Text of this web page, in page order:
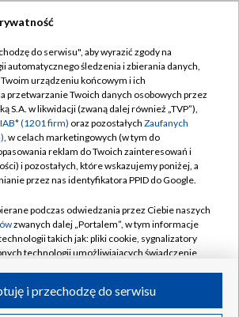
TVP
TVP
Cyfrowa
Regulamin TVP
Polityka prywatności
Moje zgody
Pomoc
Kontakt
Kanały
Polska S.A. w likwidacji
do serwisu", aby wyrazić zgody na
automatycznego śledzenia i zbierania danych,
urządzeniu końcowym i ich
przetwarzanie Twoich danych osobowych przez
S.A. w likwidacji (zwaną dalej również „TVP”),
(1201 firm) oraz pozostałych Zaufanych
, w celach marketingowych (w tym do
reklam do Twoich zainteresowań i
i pozostałych, które wskazujemy poniżej, a
przez nas identyfikatora PPID do Google.
podczas odwiedzania przez Ciebie naszych
zwanych dalej „Portalem”, w tym informacje
takich jak: pliki cookie, sygnalizatory
technologii umożliwiających świadczenie
i przechodzę do serwisu